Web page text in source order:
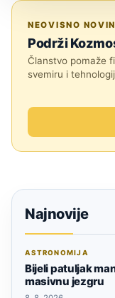
NEOVISNO
Podrži
Članstvo pomaže
svemiru i
Najnovije
ASTRONOMIJA
Bijeli patuljak
masivnu jezgru